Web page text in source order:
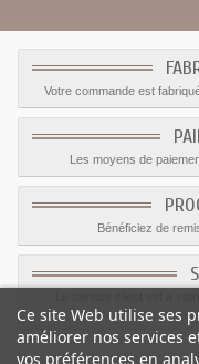
Votre commande est
Les moyens de
Bénéficiez de
Ce site Web utilise ses
améliorer nos services
vos préférences en